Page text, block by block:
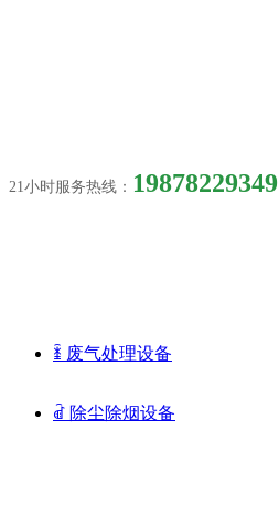
21小时服务热线： 19878229349
ꁦ 废气处理设备
ꀶ 除尘除烟设备